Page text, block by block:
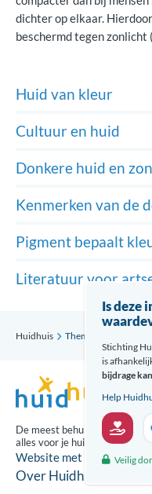
dichter op elkaar.
beschermd tegen zonlicht
Huidhuis Thema’s
Huid van kleur
Cultuur en huid
Donkere huid en zon
Kenmerken van de
Pigment bepaalt
Literatuur voor
De meest behulpzame updates
alles voor je huid ontvang je
Website met zorg
Over Huidhuis
Is deze
Stichting
is
bijdrage
Help
Veilig